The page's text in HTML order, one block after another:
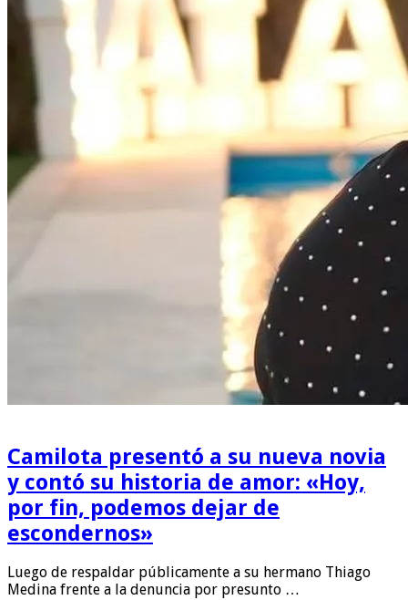
Camilota presentó a su nueva novia
y contó su historia de amor: «Hoy,
por fin, podemos dejar de
escondernos»
Luego de respaldar públicamente a su hermano Thiago
Medina frente a la denuncia por presunto …